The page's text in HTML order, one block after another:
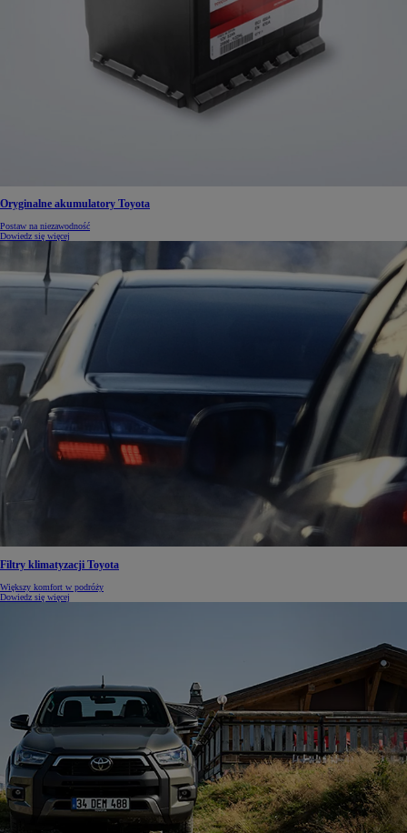
Oryginalne akumulatory Toyota
Postaw na niezawodność
Dowiedz się więcej
Filtry klimatyzacji Toyota
Większy komfort w podróży
Dowiedz się więcej